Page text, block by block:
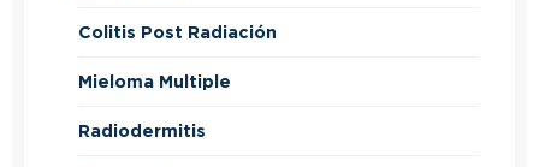
Colitis Post Radiación
Mieloma Multiple
Radiodermitis